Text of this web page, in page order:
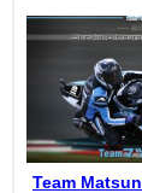
Team